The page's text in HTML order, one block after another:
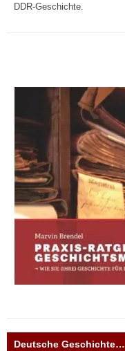
DDR-Geschichte.
Deutsche Geschichte…